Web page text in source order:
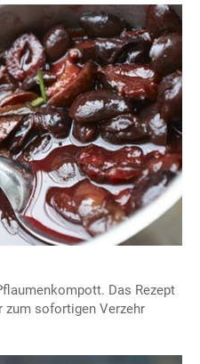
Das Rezept
sofortigen Verzehr